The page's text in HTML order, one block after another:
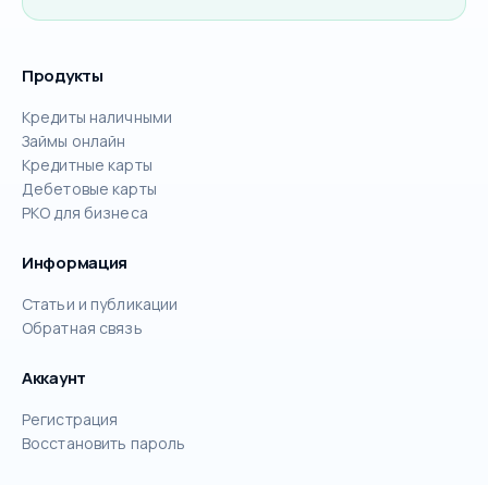
Продукты
Кредиты наличными
Займы онлайн
Кредитные карты
Дебетовые карты
РКО для бизнеса
Информация
Статьи и публикации
Обратная связь
Аккаунт
Регистрация
Восстановить пароль